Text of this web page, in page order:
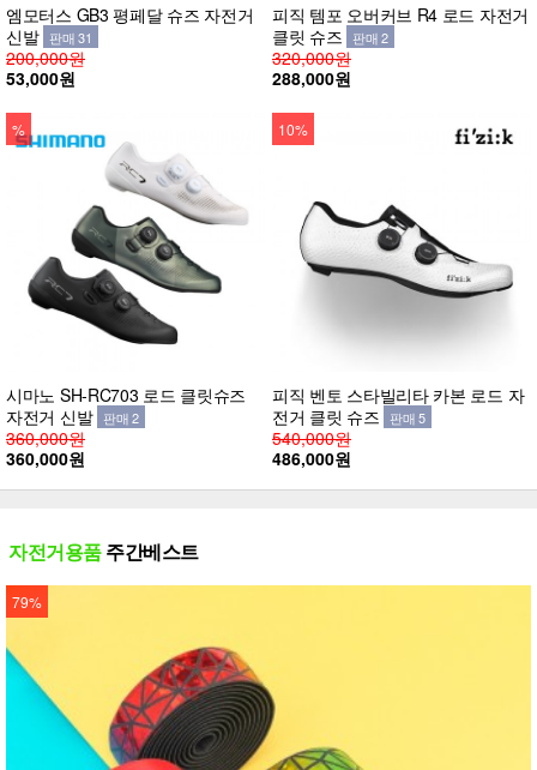
엠모터스 GB3 평페달 슈즈 자전거
신발 판매 31
200,000원
53,000원
피직 템포 오버커브 R4 로드 자전거
클릿 슈즈 판매 2
320,000원
288,000원
%
시마노 SH-RC703 로드 클릿슈즈
자전거 신발 판매 2
360,000원
360,000원
10%
피직 벤토 스타빌리타 카본 로드 자
전거 클릿 슈즈 판매 5
540,000원
486,000원
자전거용품주간베스트
79%